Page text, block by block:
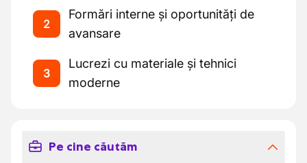
2
Formări interne și oportunități de
avansare
3
Lucrezi cu materiale și tehnici
moderne
Pe cine căutăm